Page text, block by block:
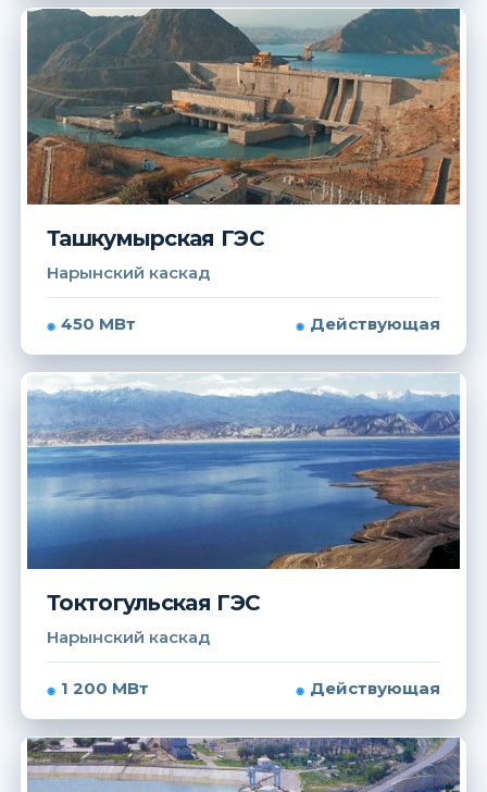
Ташкумырская ГЭС
Нарынский каскад
450 МВт Действующая
Токтогульская ГЭС
Нарынский каскад
1 200 МВт Действующая